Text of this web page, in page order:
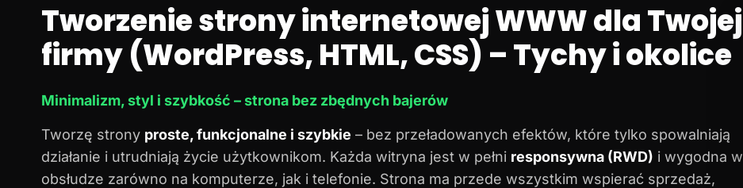
Tworzenie strony internetowej WWW dla Twojej
firmy (WordPress, HTML, CSS) – Tychy i okolice
Minimalizm, styl i szybkość – strona bez zbędnych bajerów
Tworzę strony proste, funkcjonalne i szybkie – bez przeładowanych efektów, które tylko spowalniają
działanie i utrudniają życie użytkownikom. Każda witryna jest w pełni responsywna (RWD) i wygodna w
obsłudze zarówno na komputerze, jak i telefonie. Strona ma przede wszystkim wspierać sprzedaż,